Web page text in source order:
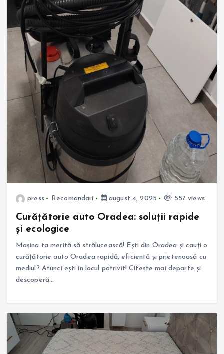
press Recomandari august 4, 2025 557 views
Curățătorie auto Oradea: soluții rapide
și ecologice
Mașina ta merită să strălucească! Ești din Oradea și cauți o
curățătorie auto Oradea rapidă, eficientă și prietenoasă cu
mediul? Atunci ești în locul potrivit! Citește mai departe și
descoperă…